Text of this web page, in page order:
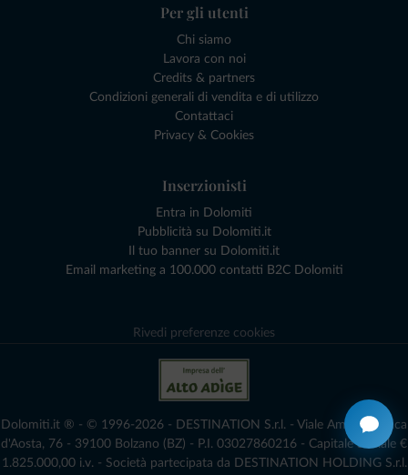
Per gli utenti
Chi siamo
Lavora con noi
Credits & partners
Condizioni generali di vendita e di utilizzo
Contattaci
Privacy & Cookies
Inserzionisti
Entra in Dolomiti
Pubblicità su Dolomiti.it
Il tuo banner su Dolomiti.it
Email marketing a 100.000 contatti B2C Dolomiti
Rivedi preferenze cookies
Dolomiti.it ® - © 1996-2026 - DESTINATION S.r.l. - Viale Amedeo Duca
d'Aosta, 76 - 39100 Bolzano (BZ) - P.I. 03027860216 - Capitale Sociale €
1.825.000,00 i.v. - Società partecipata da DESTINATION HOLDING S.r.l.